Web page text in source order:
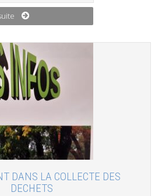
DANS LA COLLECTE DES
DECHETS